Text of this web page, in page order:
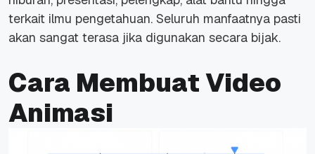
terkait ilmu pengetahuan. Seluruh manfaatnya pasti
akan sangat terasa jika digunakan secara bijak.
Cara Membuat Video
Animasi